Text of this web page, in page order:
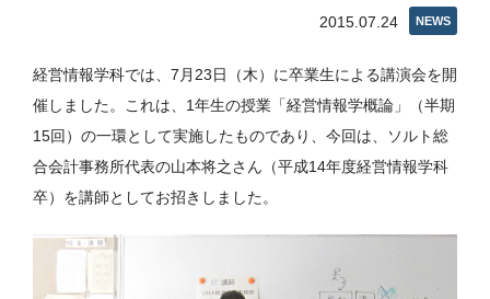
NEWS
2015.07.24
経営情報学科では、7月23日（木）に卒業生による講演会を開
催しました。これは、1年生の授業「経営情報学概論」（半期
15回）の一環として実施したものであり、今回は、ソルト総
合会計事務所代表の山本将之さん（平成14年度経営情報学科
卒）を講師としてお招きしました。